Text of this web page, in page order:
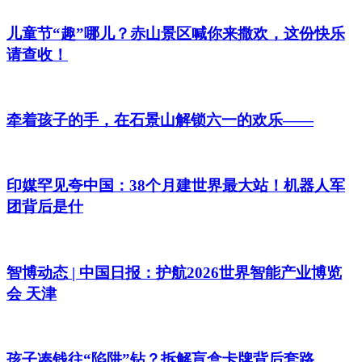
儿童节“趣”哪儿？赤山景区喊你来撒欢，这份快乐
请查收！
牵着孩子的手，在石景山解锁六一的欢乐——
印媒罕见夸中国：38个月建世界最大站！机器人军
团背后是什
智博动态 | 中国日报：护航2026世界智能产业博览
会 天津